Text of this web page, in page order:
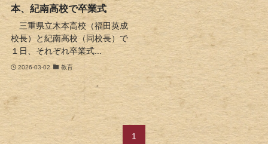
本、紀南高校で卒業式
三重県立木本高校（福田英成
校長）と紀南高校（同校長）で
１日、それぞれ卒業式...
2026-03-02 教育
1